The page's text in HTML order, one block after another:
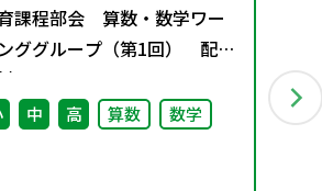
課程部会 算数・数学ワー
ググループ（第1回） 配付
中 高 算数 数学